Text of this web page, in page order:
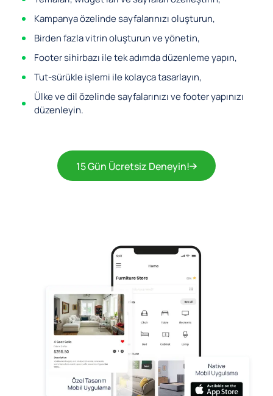
Kampanya özelinde sayfalarınızı oluşturun,
Birden fazla vitrin oluşturun ve yönetin,
Footer sihirbazı ile tek adımda düzenleme yapın,
Tut-sürükle işlemi ile kolayca tasarlayın,
Ülke ve dil özelinde sayfalarınızı ve footer yapınızı
düzenleyin.
15 Gün Ücretsiz Deneyin!